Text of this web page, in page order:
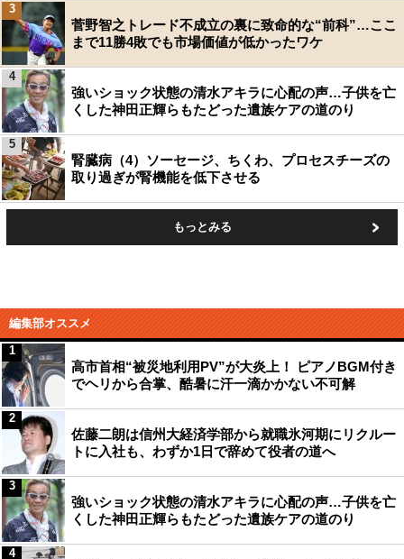
菅野智之トレード不成立の裏に致命的な“前科”…ここ
まで11勝4敗でも市場価値が低かったワケ
3
強いショック状態の清水アキラに心配の声…子供を亡
くした神田正輝らもたどった遺族ケアの道のり
4
腎臓病（4）ソーセージ、ちくわ、プロセスチーズの
取り過ぎが腎機能を低下させる
5
もっとみる
編集部オススメ
高市首相“被災地利用PV”が大炎上！ ピアノBGM付き
でヘリから合掌、酷暑に汗一滴かかない不可解
1
佐藤二朗は信州大経済学部から就職氷河期にリクルー
トに入社も、わずか1日で辞めて役者の道へ
2
強いショック状態の清水アキラに心配の声…子供を亡
くした神田正輝らもたどった遺族ケアの道のり
3
4